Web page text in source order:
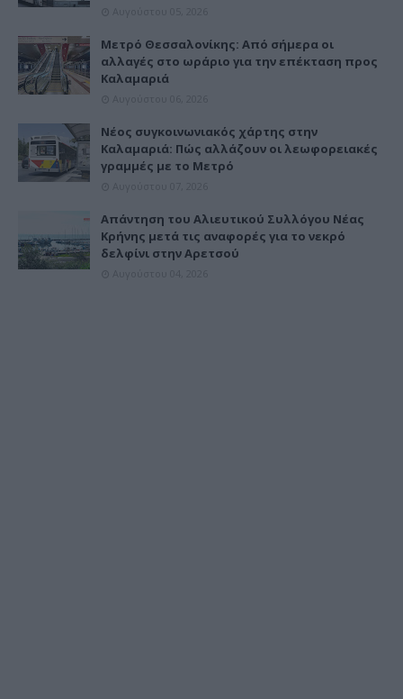
Μετρό Θεσσαλονίκης: Από σήμερα οι
αλλαγές στο ωράριο για την επέκταση προς
Καλαμαριά
Νέος συγκοινωνιακός χάρτης στην
Καλαμαριά: Πώς αλλάζουν οι λεωφορειακές
γραμμές με το Μετρό
Απάντηση του Αλιευτικού Συλλόγου Νέας
Κρήνης μετά τις αναφορές για το νεκρό
δελφίνι στην Αρετσού